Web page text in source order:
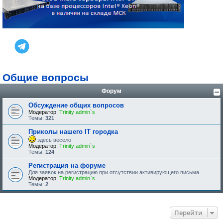
Общие вопросы
Форум
Обсуждение общих вопросов
Модератор: Trinity admin`s
Темы: 321
Приколы нашего IT городка
здесь весело
Модератор: Trinity admin`s
Темы: 124
Регистрация на форуме
Для заявок на регистрацию при отсутствии активирующего письма.
Модератор: Trinity admin`s
Темы: 2
Перейти